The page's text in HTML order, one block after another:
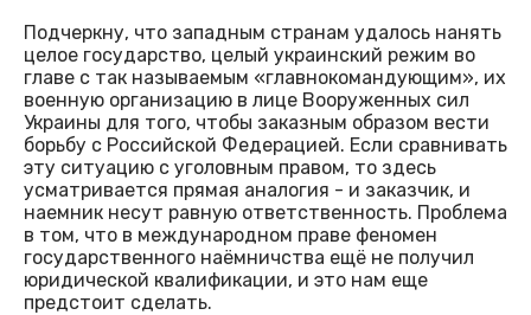
Подчеркну, что западным странам удалось нанять
целое государство, целый украинский режим во
главе с так называемым «главнокомандующим», их
военную организацию в лице Вооруженных сил
Украины для того, чтобы заказным образом вести
борьбу с Российской Федерацией. Если сравнивать
эту ситуацию с уголовным правом, то здесь
усматривается прямая аналогия - и заказчик, и
наемник несут равную ответственность. Проблема
в том, что в международном праве феномен
государственного наёмничства ещё не получил
юридической квалификации, и это нам еще
предстоит сделать.